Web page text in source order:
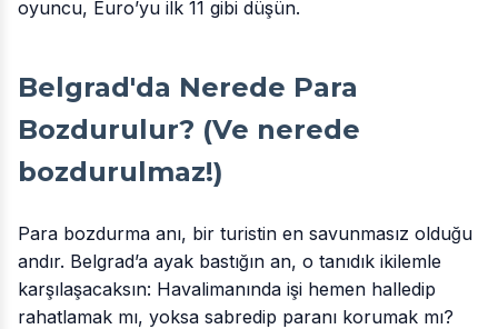
oyuncu, Euro’yu ilk 11 gibi düşün.
Belgrad'da Nerede Para
Bozdurulur? (Ve nerede
bozdurulmaz!)
Para bozdurma anı, bir turistin en savunmasız olduğu
andır. Belgrad’a ayak bastığın an, o tanıdık ikilemle
karşılaşacaksın: Havalimanında işi hemen halledip
rahatlamak mı, yoksa sabredip paranı korumak mı?